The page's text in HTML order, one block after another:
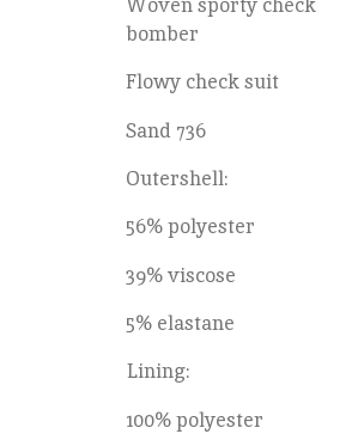
Woven sporty check
bomber
Flowy check suit
Sand 736
Outershell:
56% polyester
39% viscose
5% elastane
Lining:
100% polyester